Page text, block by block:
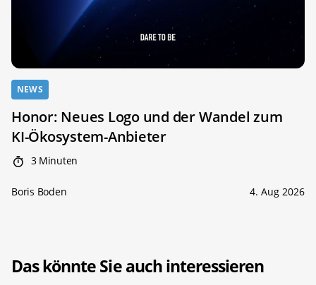
NEWS
Honor: Neues Logo und der Wandel zum
KI-Ökosystem-Anbieter
3 Minuten
Boris Boden 4. Aug 2026
Das könnte Sie auch interessieren